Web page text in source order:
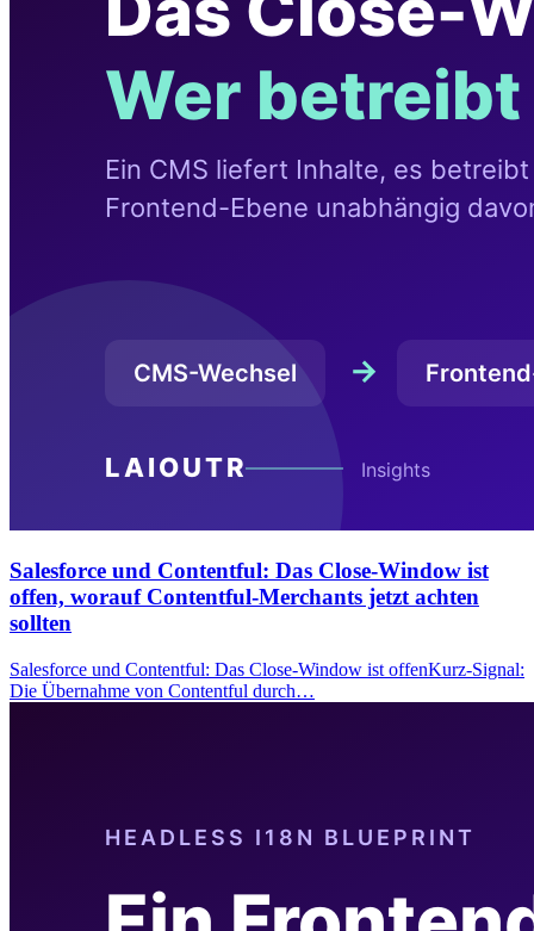
Salesforce und Contentful: Das Close-Window ist
offen, worauf Contentful-Merchants jetzt achten
sollten
Salesforce und Contentful: Das Close-Window ist offenKurz-Signal:
Die Übernahme von Contentful durch…